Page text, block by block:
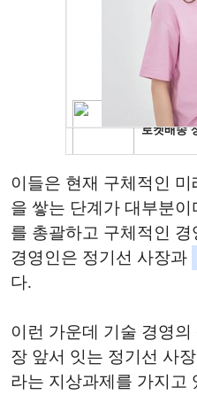
이들은 현재 구체적인
을 쌓는 단계가 대부분
를 총괄하고 구체적인
경영인은 정기선 사장과
다.
이런 가운데 기술 경영
장 앞서 잇는 정기선 사
라는 지상과제를 가지고